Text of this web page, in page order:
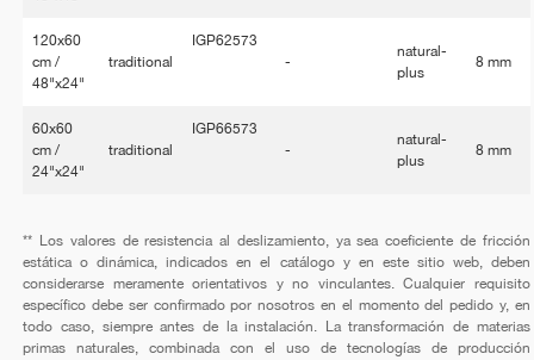
120x60
cm /
48"x24"
traditional
IGP62573
-
natural-
plus
8 mm
60x60
cm /
24"x24"
traditional
IGP66573
-
natural-
plus
8 mm
** Los valores de resistencia al deslizamiento, ya sea coeficiente de fricción
estática o dinámica, indicados en el catálogo y en este sitio web, deben
considerarse meramente orientativos y no vinculantes. Cualquier requisito
específico debe ser confirmado por nosotros en el momento del pedido y, en
todo caso, siempre antes de la instalación. La transformación de materias
primas naturales, combinada con el uso de tecnologías de producción